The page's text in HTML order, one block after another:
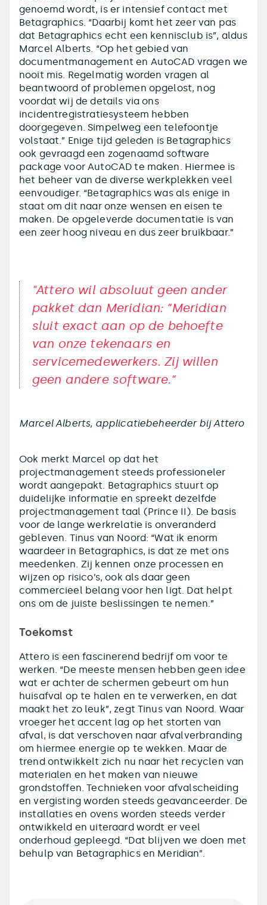
genoemd wordt, is er intensief contact met
Betagraphics. “Daarbij komt het zeer van pas
dat Betagraphics echt een kennisclub is”, aldus
Marcel Alberts. “Op het gebied van
documentmanagement en AutoCAD vragen we
nooit mis. Regelmatig worden vragen al
beantwoord of problemen opgelost, nog
voordat wij de details via ons
incidentregistratiesysteem hebben
doorgegeven. Simpelweg een telefoontje
volstaat.” Enige tijd geleden is Betagraphics
ook gevraagd een zogenaamd software
package voor AutoCAD te maken. Hiermee is
het beheer van de diverse werkplekken veel
eenvoudiger. “Betagraphics was als enige in
staat om dit naar onze wensen en eisen te
maken. De opgeleverde documentatie is van
een zeer hoog niveau en dus zeer bruikbaar.”
"Attero wil absoluut geen ander
pakket dan Meridian: “Meridian
sluit exact aan op de behoefte
van onze tekenaars en
servicemedewerkers. Zij willen
geen andere software.“
Marcel Alberts, applicatiebeheerder bij Attero
Ook merkt Marcel op dat het
projectmanagement steeds professioneler
wordt aangepakt. Betagraphics stuurt op
duidelijke informatie en spreekt dezelfde
projectmanagement taal (Prince II). De basis
voor de lange werkrelatie is onveranderd
gebleven. Tinus van Noord: “Wat ik enorm
waardeer in Betagraphics, is dat ze met ons
meedenken. Zij kennen onze processen en
wijzen op risico’s, ook als daar geen
commercieel belang voor hen ligt. Dat helpt
ons om de juiste beslissingen te nemen.”
Toekomst
Attero is een fascinerend bedrijf om voor te
werken. “De meeste mensen hebben geen idee
wat er achter de schermen gebeurt om hun
huisafval op te halen en te verwerken, en dat
maakt het zo leuk”, zegt Tinus van Noord. Waar
vroeger het accent lag op het storten van
afval, is dat verschoven naar afvalverbranding
om hiermee energie op te wekken. Maar de
trend ontwikkelt zich nu naar het recyclen van
materialen en het maken van nieuwe
grondstoffen. Technieken voor afvalscheiding
en vergisting worden steeds geavanceerder. De
installaties en ovens worden steeds verder
ontwikkeld en uiteraard wordt er veel
onderhoud gepleegd. “Dat blijven we doen met
behulp van Betagraphics en Meridian”.